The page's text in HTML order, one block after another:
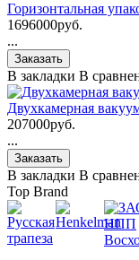
Горизонтальная
1696000руб.
...
В закладки В
Двухкамерная
207000руб.
...
В закладки В
Top Brand